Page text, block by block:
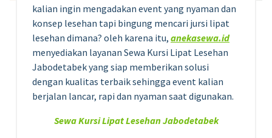
kalian ingin mengadakan event yang nyaman dan
konsep lesehan tapi bingung mencari jursi lipat
lesehan dimana? oleh karena itu, anekasewa.id
menyediakan layanan Sewa Kursi Lipat Lesehan
Jabodetabek yang siap memberikan solusi
dengan kualitas terbaik sehingga event kalian
berjalan lancar, rapi dan nyaman saat digunakan.
Sewa Kursi Lipat Lesehan Jabodetabek